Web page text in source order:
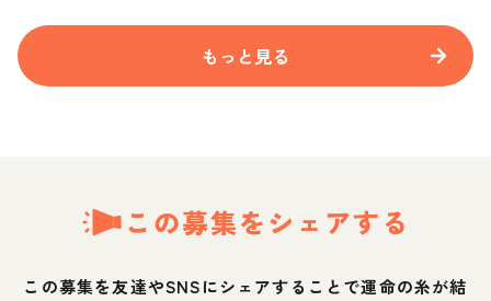
もっと見る
この募集をシェアする
この募集を友達やSNSにシェアすることで運命の糸が結